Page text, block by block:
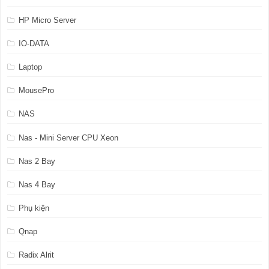
HP Micro Server
IO-DATA
Laptop
MousePro
NAS
Nas - Mini Server CPU Xeon
Nas 2 Bay
Nas 4 Bay
Phụ kiện
Qnap
Radix Alrit